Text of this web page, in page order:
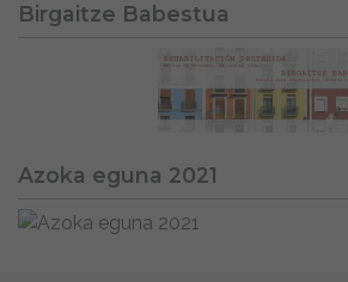
Birgaitze Babestua
Azoka eguna 2021